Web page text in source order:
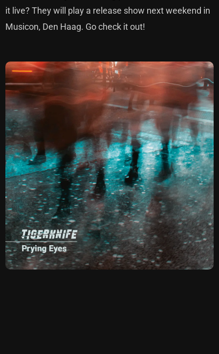
it live? They will play a release show next weekend in
Musicon, Den Haag. Go check it out!